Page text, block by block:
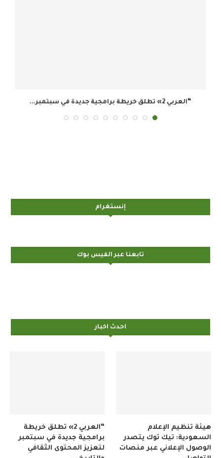
هيئة تنظيم الإعلام السعودية: تيك توك يتصدر الوصول...
إنستغرام
تابعنا عبر الفيس بوك
احدث اخبار
“العربي 2» تطلق خريطة
برامجية جديدة في سبتمبر
لتعزيز المحتوى الثقافي
هيئة تنظيم الإعلام
السعودية: تيك توك يتصدر
الوصول الإعلاني عبر منصات